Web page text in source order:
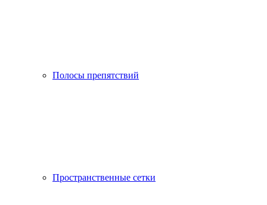
Полосы препятствий
Пространственные сетки